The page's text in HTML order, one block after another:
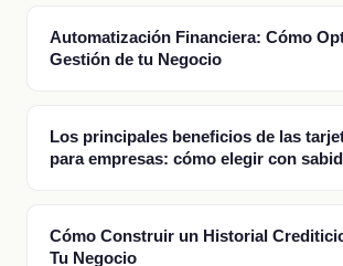
Automatización Financiera: Cómo
Gestión de tu Negocio
Los principales beneficios de las
para empresas: cómo elegir con sabid
Cómo Construir un Historial
Tu Negocio